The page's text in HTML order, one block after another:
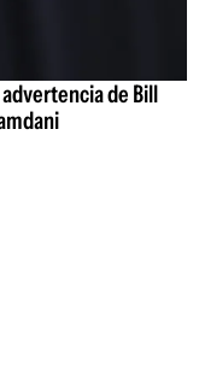
de Bill